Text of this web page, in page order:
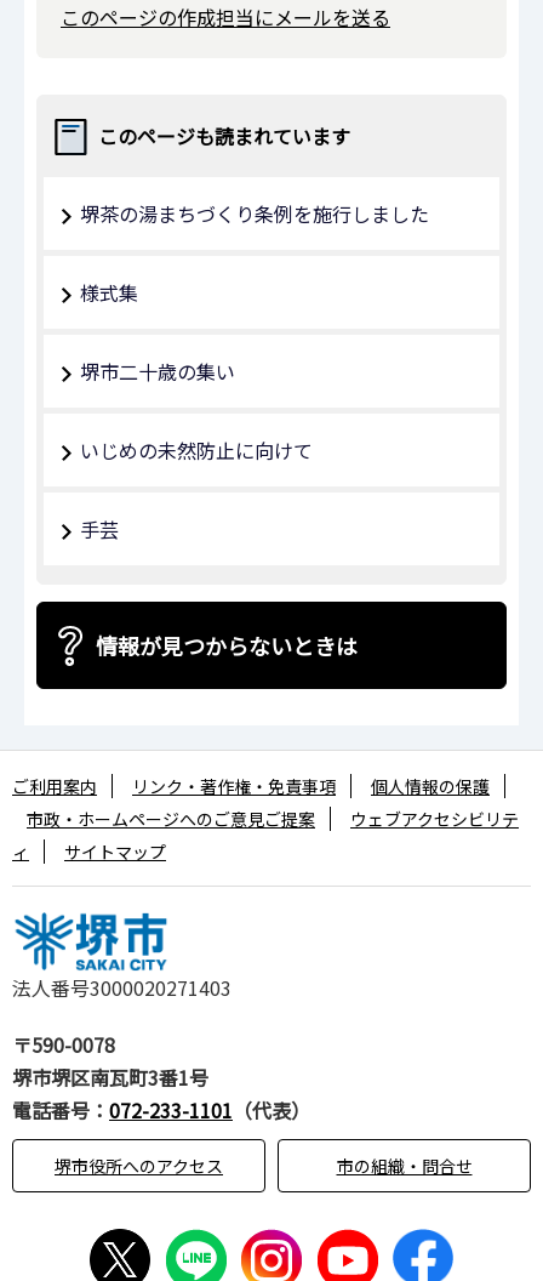
このページの作成担当にメールを送る
このページも読まれています
堺茶の湯まちづくり条例を施行しました
様式集
堺市二十歳の集い
いじめの未然防止に向けて
手芸
情報が見つからないときは
法人番号3000020271403
〒590-0078
堺市堺区南瓦町3番1号
電話番号： 072-233-1101 （代表）
堺市役所へのアクセス 市の組織・問合せ
ご利用案内 リンク・著作権・免責事項
個人情報の保護
市政・ホームページへのご意見ご提案
ウェブアクセシビリテ
ィ
サイトマップ